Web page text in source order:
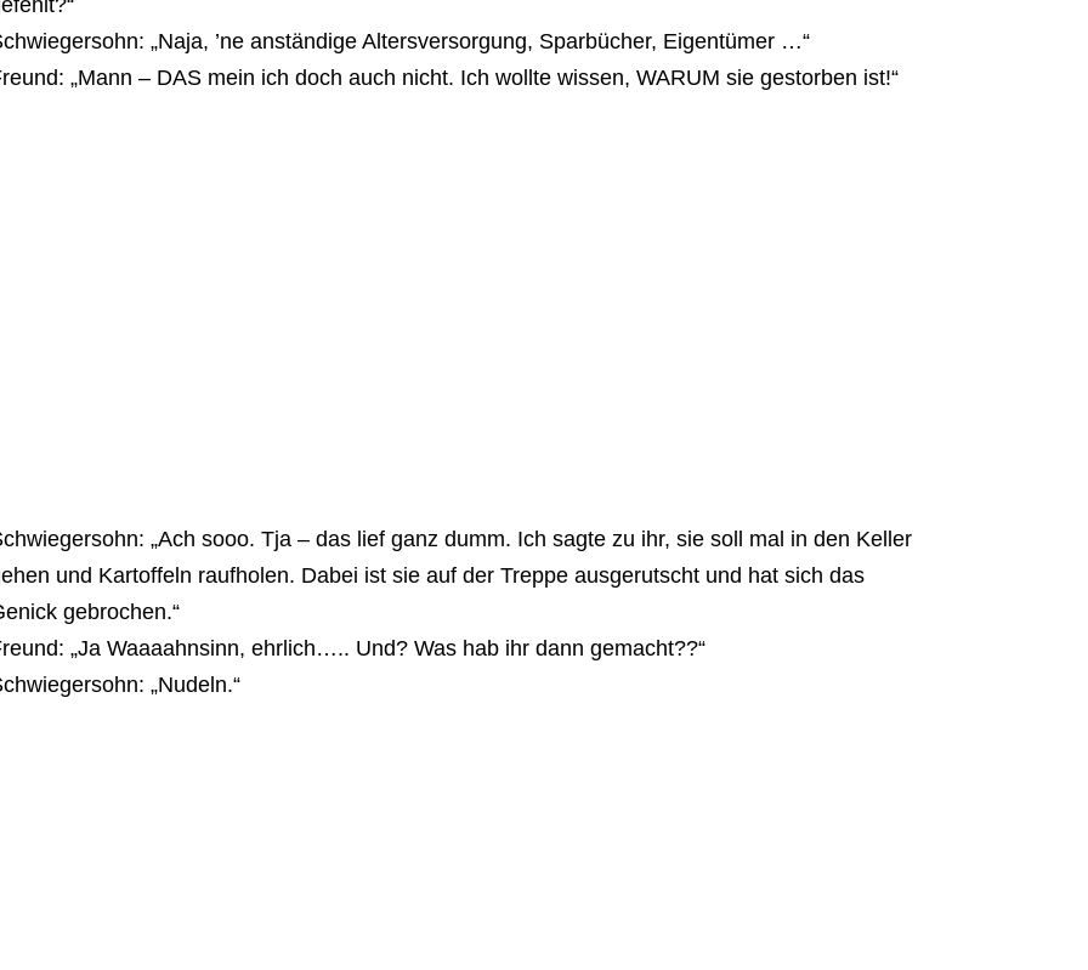
„Naja, ’ne anständige Altersversorgung, Sparbücher, Eigentümer …“
„Mann – DAS mein ich doch auch nicht. Ich wollte wissen, WARUM sie gestorben ist!“
„Ach sooo. Tja – das lief ganz dumm. Ich sagte zu ihr, sie soll mal in den Keller
und Kartoffeln raufholen. Dabei ist sie auf der Treppe ausgerutscht und hat sich das
gebrochen.“
„Ja Waaaahnsinn, ehrlich….. Und? Was hab ihr dann gemacht??“
„Nudeln.“